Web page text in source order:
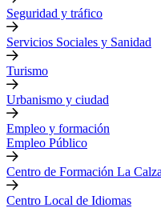
Seguridad y tráfico
Servicios Sociales y Sanidad
Turismo
Urbanismo y ciudad
Empleo y formación
Empleo Público
Centro de Formación La
Centro Local de Idiomas